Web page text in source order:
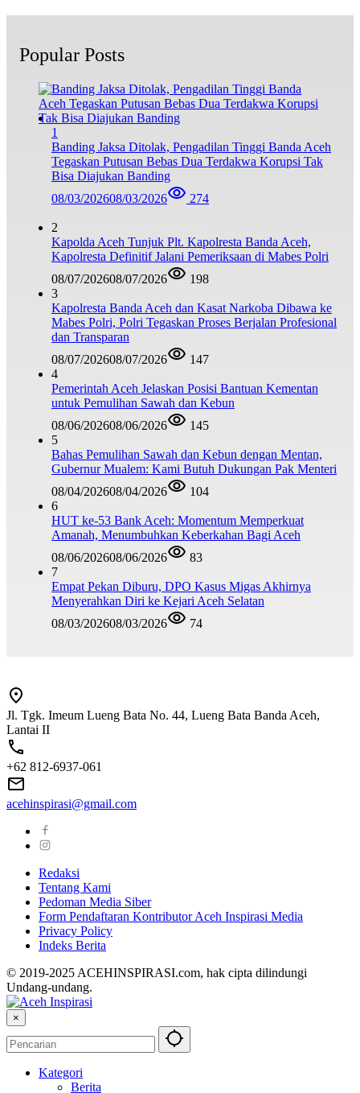
Popular Posts
1
Banding Jaksa Ditolak, Pengadilan Tinggi Banda Aceh
Tegaskan Putusan Bebas Dua Terdakwa Korupsi Tak
Bisa Diajukan Banding
08/03/202608/03/2026 274
2
Kapolda Aceh Tunjuk Plt. Kapolresta Banda Aceh,
Kapolresta Definitif Jalani Pemeriksaan di Mabes Polri
08/07/202608/07/2026
198
3
Kapolresta Banda Aceh dan Kasat Narkoba Dibawa ke
Mabes Polri, Polri Tegaskan Proses Berjalan Profesional
dan Transparan
08/07/202608/07/2026
147
4
Pemerintah Aceh Jelaskan Posisi Bantuan Kementan
untuk Pemulihan Sawah dan Kebun
08/06/202608/06/2026
145
5
Bahas Pemulihan Sawah dan Kebun dengan Mentan,
Gubernur Mualem: Kami Butuh Dukungan Pak Menteri
08/04/202608/04/2026
104
6
HUT ke-53 Bank Aceh: Momentum Memperkuat
Amanah, Menumbuhkan Keberkahan Bagi Aceh
08/06/202608/06/2026
83
7
Empat Pekan Diburu, DPO Kasus Migas Akhirnya
Menyerahkan Diri ke Kejari Aceh Selatan
08/03/202608/03/2026 74
Jl. Tgk. Imeum Lueng Bata No. 44, Lueng Bata Banda Aceh,
Lantai II
+62 812-6937-061
acehinspirasi@gmail.com
Redaksi
Tentang Kami
Pedoman Media Siber
Form Pendaftaran Kontributor Aceh Inspirasi Media
Privacy Policy
Indeks Berita
© 2019-2025 ACEHINSPIRASI.com, hak cipta dilindungi
Undang-undang.
×
Kategori
Berita